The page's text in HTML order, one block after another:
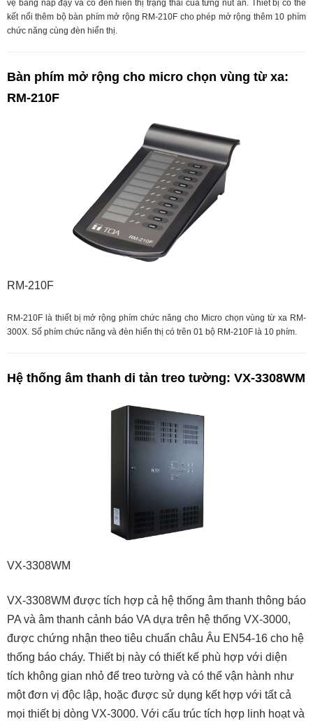
vệ bằng nắp đậy và có đèn hiển thị trạng thái của từng nút ấn. Thiết bị có thể
kết nối thêm bộ bàn phím mở rộng RM-210F cho phép mở rộng thêm 10 phím
chức năng cùng đèn hiển thị.
Bàn phím mở rộng cho micro chọn vùng từ xa:
RM-210F
RM-210F
RM-210F là thiết bị mở rộng phím chức năng cho Micro chọn vùng từ xa RM-
300X. Số phím chức năng và đèn hiển thị có trên 01 bộ RM-210F là 10 phím.
Hệ thống âm thanh di tản treo tường: VX-3308WM
VX-3308WM
VX-3308WM được tích hợp cả hệ thống âm thanh thông báo
PA và âm thanh cảnh báo VA dựa trên hệ thống VX-3000,
được chứng nhận theo tiêu chuẩn châu Âu EN54-16 cho hệ
thống báo cháy. Thiết bị này có thiết kế phù hợp với diện
tích không gian nhỏ để treo tường và có thể vận hành như
một đơn vị độc lập, hoặc được sử dụng kết hợp với tất cả
mọi thiết bị dòng VX-3000. Với cấu trúc tích hợp linh hoạt và